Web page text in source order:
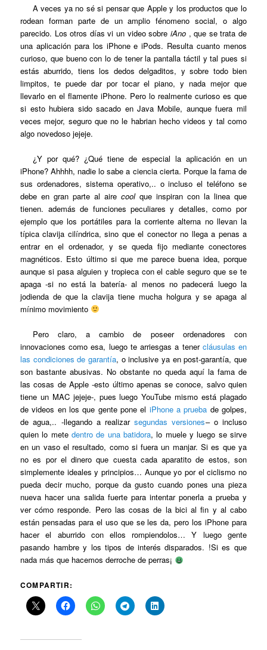
A veces ya no sé si pensar que Apple y los productos que lo
rodean forman parte de un amplio fénomeno social, o algo
parecido. Los otros días vi un video sobre iAno, que se trata de
una aplicación para los iPhone e iPods. Resulta cuanto menos
curioso, que bueno con lo de tener la pantalla táctil y tal pues si
estás aburrido, tiens los dedos delgaditos, y sobre todo bien
limpitos, te puede dar por tocar el piano, y nada mejor que
llevarlo en el flamente iPhone. Pero lo realmente curioso es que
si esto hubiera sido sacado en Java Mobile, aunque fuera mil
veces mejor, seguro que no le habrian hecho videos y tal como
algo novedoso jejeje.
¿Y por qué? ¿Qué tiene de especial la aplicación en un
iPhone? Ahhhh, nadie lo sabe a ciencia cierta. Porque la fama de
sus ordenadores, sistema operativo,.. o incluso el teléfono se
debe en gran parte al aire coolque inspiran con la linea que
tienen. además de funciones peculiares y detalles, como por
ejemplo que los portátiles para la corriente alterna no llevan la
típica clavija cilíndrica, sino que el conector no llega a penas a
entrar en el ordenador, y se queda fijo mediante conectores
magnéticos. Esto último si que me parece buena idea, porque
aunque si pasa alguien y tropieca con el cable seguro que se te
apaga -si no está la batería- al menos no padecerá luego la
jodienda de que la clavija tiene mucha holgura y se apaga al
mínimo movimiento
Pero claro, a cambio de poseer ordenadores con
innovaciones como esa, luego te arriesgas a tener cláusulas en
las condiciones de garantía, o inclusive ya en post-garantía, que
son bastante abusivas. No obstante no queda aquí la fama de
las cosas de Apple -esto último apenas se conoce, salvo quien
tiene un MAC jejeje-, pues luego YouTube mismo está plagado
de videos en los que gente pone el iPhone a prueba de golpes,
de agua,.. -llegando a realizarsegundas versiones– o incluso
quien lo metedentro de una batidora, lo muele y luego se sirve
en un vaso el resultado, como si fuera un manjar. Si es que ya
no es por el dinero que cuesta cada aparatito de estos, son
simplemente ideales y principios… Aunque yo por el ciclismo no
pueda decir mucho, porque da gusto cuando pones una pieza
nueva hacer una salida fuerte para intentar ponerla a prueba y
ver cómo responde. Pero las cosas de la bici al fin y al cabo
están pensadas para el uso que se les da, pero los iPhone para
hacer el aburrido con ellos rompiendolos… Y luego gente
pasando hambre y los tipos de interés disparados. !Si es que
nada más que hacemos derroche de perras¡
COMPARTIR: